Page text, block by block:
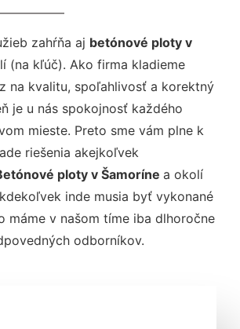
zahŕňa aj betónové ploty v
(na kľúč). Ako firma kladieme
na kvalitu, spoľahlivosť a korektný
je u nás spokojnosť každého
mieste. Preto sme vám plne k
riešenia akejkoľvek
ploty v Šamoríne a okolí
inde musia byť vykonané
máme v našom tíme iba dlhoročne
odborníkov.